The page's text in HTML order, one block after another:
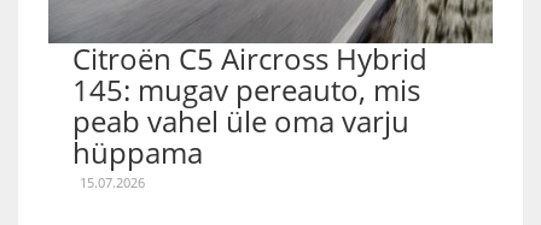
Citroën C5 Aircross Hybrid
145: mugav pereauto, mis
peab vahel üle oma varju
hüppama
15.07.2026